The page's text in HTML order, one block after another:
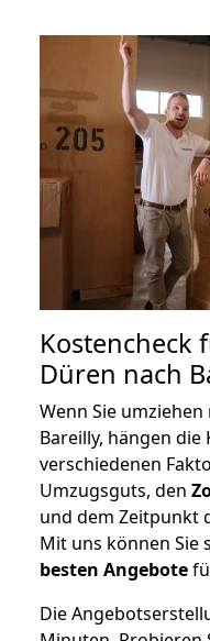
Kostencheck
Düren nach
Wenn Sie
Bareilly, hängen
verschiedenen
Umzugsguts, den
und dem Zeitpunkt
Mit uns können Sie
besten Angebote
Die